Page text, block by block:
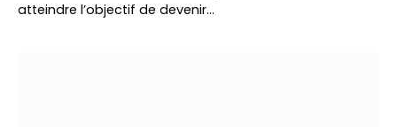
atteindre l’objectif de devenir…